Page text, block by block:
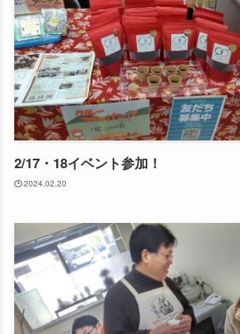
2/17・18イベント参加！
2024.02.20